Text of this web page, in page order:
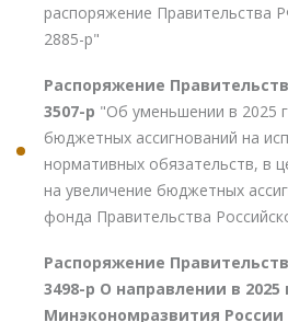
распоряжение Правительства
2885-р"
Распоряжение
3507-р "Об уменьшении в 2025
бюджетных ассигнований на
нормативных обязательств, в
на увеличение бюджетных
фонда Правительства
Распоряжение
3498-р О направлении в 2025
Минэкономразвития